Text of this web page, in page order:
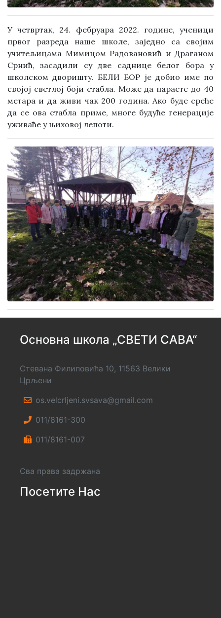
У четвртак, 24. фебруара 2022. године, ученици
првог разреда наше школе, заједно са својим
учитељицама Мимицом Радовановић и Драганом
Срнић, засадили су две саднице белог бора у
школском дворишту. БЕЛИ БОР је добио име по
својој светлој боји стабла. Може да нарасте до 40
метара и да живи чак 200 година. Ако буде среће
да се ова стабла приме, многе будуће генерације
уживаће у њиховој лепоти.
Основна школа „СВЕТИ САВА“
Стевана Филиповића 10, 11563 Велики
Црљени
os.velcrljeni.svsava@gmail.com
011/8161-300
011/8161-007
Сва права задржана
Посетите Нас